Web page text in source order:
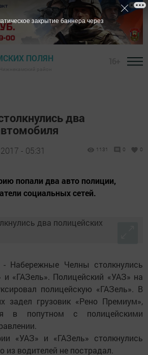
ПОЛЯН
два
- 05:31 1131 0 0
попали два авто полиции,
социальных сетей.
Набережные Челны столкнулись
и «ГАЗель». Полицейский «УАЗ» на
полицейскую «ГАЗель». В
задел грузовик «Рено Премиум»,
в попутном с полицейскими
«УАЗ» и «ГАЗель» столкнулись
из водителей не пострадал.
закрытие баннера через